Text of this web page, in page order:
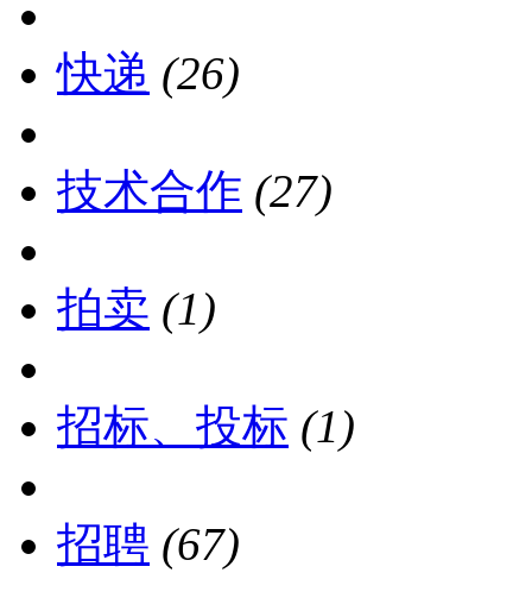
快递 (26)
技术合作 (27)
拍卖 (1)
招标、投标 (1)
招聘 (67)